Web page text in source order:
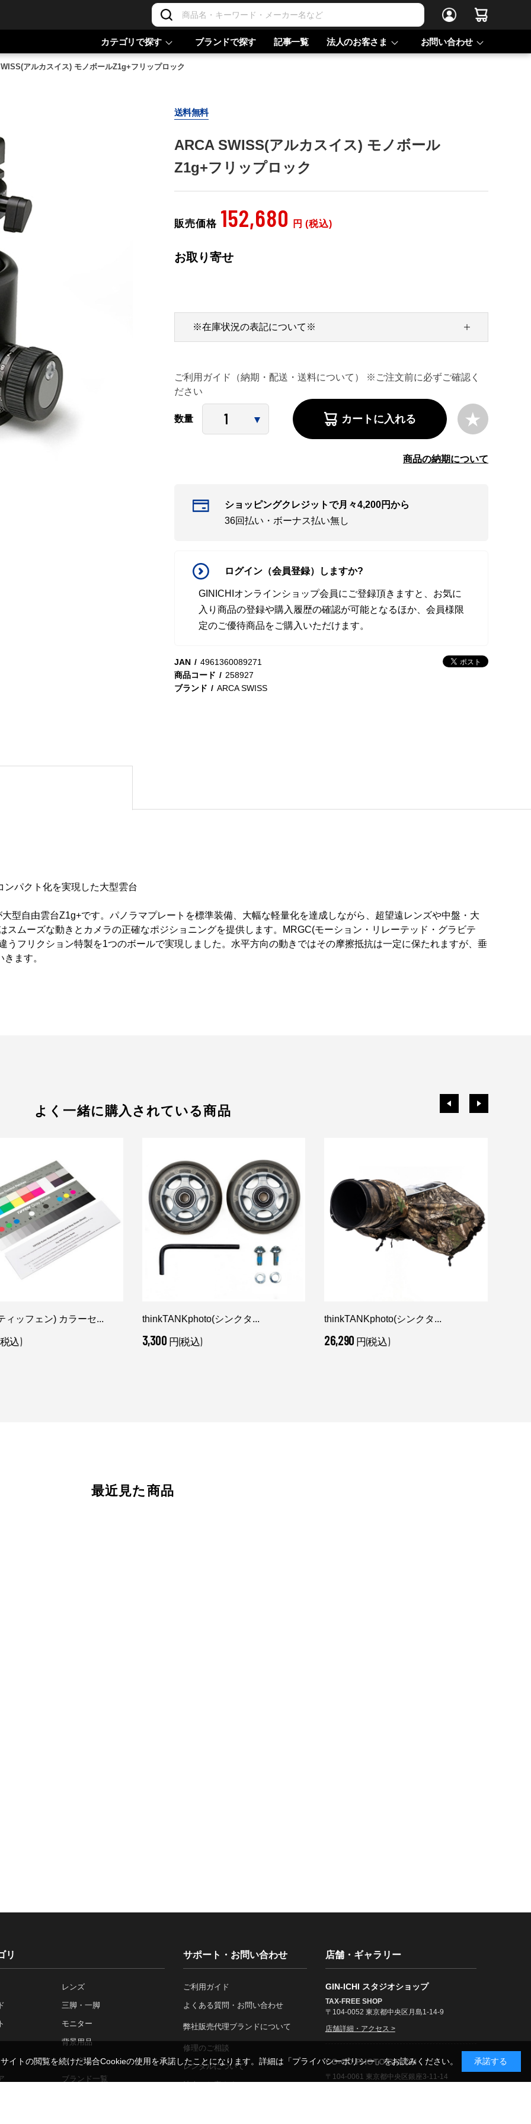
カテゴリで探す ブランドで探す 記事一覧 法人のお客さま お問い合わせ
アルカスイス) モノボールZ1g+フリップロック
送料無料
ARCA SWISS(アルカスイス) モノボール
Z1g+フリップロック
販売価格 152,680 円 (税込)
お取り寄せ
ご利用ガイド（納期・配送・送料について） ※ご注文前に必ずご確認く
ださい
※在庫状況の表記について※
数量 カートに入れる
商品の納期について
ショッピングクレジットで月々4,200円から
36回払い・ボーナス払い無し
ログイン（会員登録）しますか?
GINICHIオンラインショップ会員にご登録頂きますと、お気に
入り商品の登録や購入履歴の確認が可能となるほか、会員様限
定のご優待商品をご購入いただけます。
JAN
4961360089271
商品コード
258927
ブランド
ARCA SWISS
パクト化を実現した大型雲台
型自由雲台Z1g+です。パノラマプレートを標準装備、大幅な軽量化を達成しながら、超望遠レンズや中盤・大
スムーズな動きとカメラの正確なポジショニングを提供します。MRGC(モーション・リレーテッド・グラビテ
うフリクション特製を1つのボールで実現しました。水平方向の動きではその摩擦抵抗は一定に保たれますが、垂
ます。
よく一緒に購入されている商品
ィッフェン) カラーセ...
込)
thinkTANKphoto(シンクタ...
3,300 円(税込)
thinkTANKphoto(シンクタ...
26,290 円(税込)
最近見た商品
リ
レンズ
三脚・一脚
モニター
背景用品
バッグ
ブランド一覧
サポート・お問い合わせ
ご利用ガイド
よくある質問・お問い合わせ
弊社販売代理ブランドについて
修理のご相談
レンタルについて
法人のお客さま
店舗・ギャラリー
GIN-ICHI スタジオショップ
TAX-FREE SHOP
〒104-0052 東京都中央区月島1-14-9
店舗詳細・アクセス >
CO-CO PHOTO SALON
〒104-0061 東京都中央区銀座3-11-14
イトの閲覧を続けた場合Cookieの使用を承諾したことになります。詳細は 「プライバシーポリシー」をお読みください。 承諾する